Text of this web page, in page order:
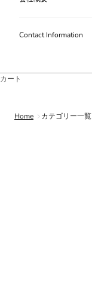
Contact Information
カート
Home カテゴリー一覧